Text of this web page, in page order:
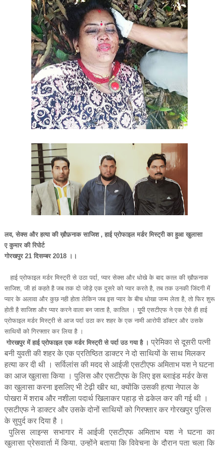
लव, सेक्स और हत्या की ख़ौफ़नाक साजिश , हाई प्रोफाइल मर्डर मिस्ट्री का हुआ खुलासा
ए कुमार की रिपोर्ट
गोरखपुर 21 दिसम्बर 2018 ।।
हाई प्रोफाइल मर्डर मिस्ट्री से उठा पर्दा, प्यार सेक्स और धोखे के बाद कत्ल की ख़ौफ़नाक
साजिश, जी हां कहते है जब तक दो जोड़े एक दूसरे को प्यार करते है, तब तक उनकी जिंदगी में
प्यार के अलावा और कुछ नही होता लेकिन जब इस प्यार के बीच धोखा जन्म लेता है, तो फिर शुरू
होती है साजिश और प्यार करने वाला बन जाता है, कातिल । यूूपी एसटीएफ ने एक ऐसे ही हाई
प्रोफाइल मर्डर मिस्ट्री से आज पर्दा उठा कर शहर के एक नामी आरोपी डॉक्टर और उसके
साथियों को गिरफ्तार कर लिया है ।
गोरखपुर में हाई प्रोफाइल एक मर्डर मिस्ट्री से पर्दा उठ गया है । प्रेमिका से दूसरी पत्‍नी
बनी युवती की शहर के एक प्रतिष्ठित डाक्‍टर ने दो साथियों के साथ मिलकर
हत्‍या कर दी थी । सर्विलांस की मदद से आईजी एसटीएफ अमिताभ यश ने घटना
का आज खुलासा किया । पुलिस और एसटीएफ के लिए इस ब्‍लाइंड मर्डर केस
का खुलासा करना इसलिए भी टेढ़ी खीर था, क्‍योंकि उसकी हत्‍या नेपाल के
पोखरा में शराब और नशीला पदार्थ खिलाकर पहाड़ से ढकेल कर की गई थी ।
एसटीएफ ने डाक्‍टर और उसके दोनों साथियों को गिरफ्तार कर गोरखपुर पुलिस
के सुपुर्द कर दिया है ।
पुलिस लाइन्‍स सभागार में आईजी एसटीएफ अमिताभ यश ने घटना का
खुलासाप्रेसवार्ता में किया. उन्‍होंने बताया कि विवेचना के दौरान पता चला कि